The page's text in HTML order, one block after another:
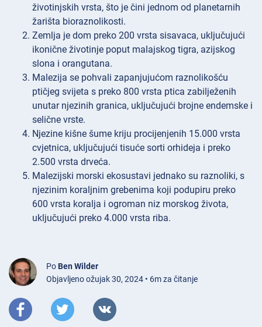
životinjskih vrsta, što je čini jednom od planetarnih
žarišta bioraznolikosti.
Zemlja je dom preko 200 vrsta sisavaca, uključujući
ikonične životinje poput malajskog tigra, azijskog
slona i orangutana.
Malezija se pohvali zapanjujućom raznolikošću
ptičjeg svijeta s preko 800 vrsta ptica zabilježenih
unutar njezinih granica, uključujući brojne endemske i
selične vrste.
Njezine kišne šume kriju procijenjenih 15.000 vrsta
cvjetnica, uključujući tisuće sorti orhideja i preko
2.500 vrsta drveća.
Malezijski morski ekosustavi jednako su raznoliki, s
njezinim koraljnim grebenima koji podupiru preko
600 vrsta koralja i ogroman niz morskog života,
uključujući preko 4.000 vrsta riba.
Po Ben Wilder
Objavljeno ožujak 30, 2024 • 6m za čitanje